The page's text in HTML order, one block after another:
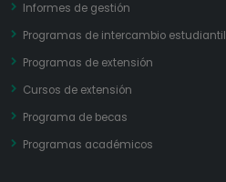
Informes de gestión
Programas de intercambio estudiantil
Programas de extensión
Cursos de extensión
Programa de becas
Programas académicos